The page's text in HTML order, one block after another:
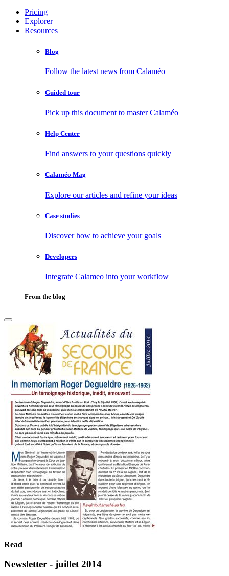
Pricing
Explorer
Resources
Blog
Follow the latest news from Calaméo
Guided tour
Pick up this document to master Calaméo
Help Center
Find answers to your questions quickly
Calaméo Mag
Explore our articles and refine your ideas
Case studies
Discover how to achieve your goals
Developers
Integrate Calameo into your workflow
From the blog
Read
Newsletter - juillet 2014